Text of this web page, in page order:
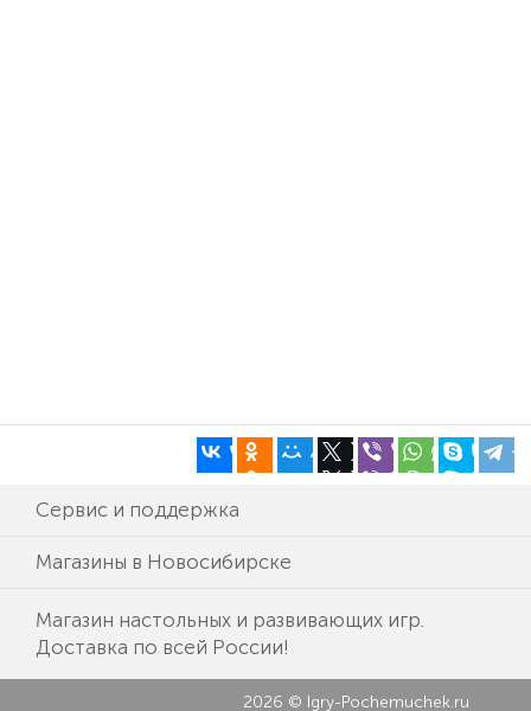
Сервис и поддержка
Магазины в Новосибирске
Магазин настольных и развивающих игр.
Доставка по всей России!
2026 © Igry-Pochemuchek.ru